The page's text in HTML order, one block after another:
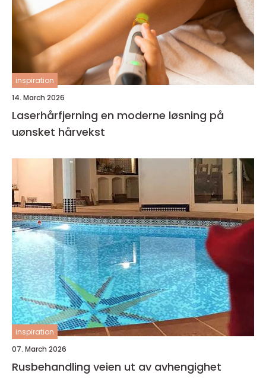
inspiration
14. March 2026
Laserhårfjerning en moderne løsning på
uønsket hårvekst
inspiration
07. March 2026
Rusbehandling veien ut av avhengighet